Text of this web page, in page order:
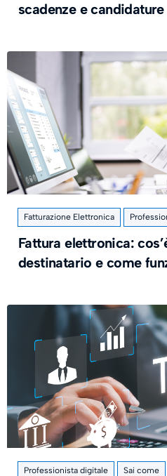
scadenze e candidature
Fatturazione Elettronica
Fattura elettronica:
destinatario e come
Professionista digitale Sai come